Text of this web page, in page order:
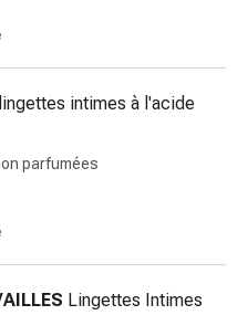
lingettes intimes à l'acide
parfumées
Lingettes Intimes